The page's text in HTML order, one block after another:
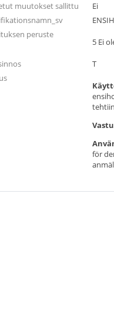
muutokset sallittu
Ei
peruste
5 Ei
T
för